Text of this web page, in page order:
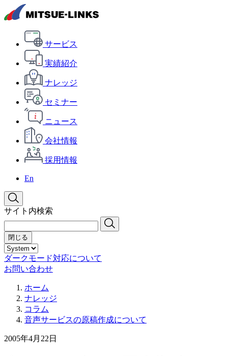
サービス
実績紹介
ナレッジ
セミナー
ニュース
会社情報
採用情報
En
サイト内検索
閉じる
ダークモード対応について
お問い合わせ
ホーム
ナレッジ
コラム
音声サービスの原稿作成について
2005年4月22日